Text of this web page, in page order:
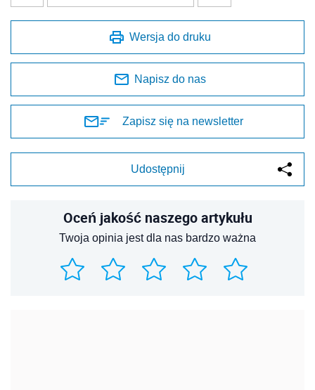
Wersja do druku
Napisz do nas
Zapisz się na newsletter
Udostępnij
Oceń jakość naszego artykułu
Twoja opinia jest dla nas bardzo ważna